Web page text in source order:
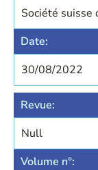
Société suisse
Date:
30/08/2022
Revue:
Null
Volume n°: